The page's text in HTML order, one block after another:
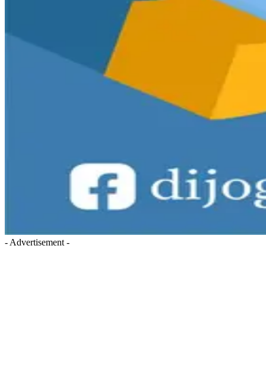
- Advertisement -